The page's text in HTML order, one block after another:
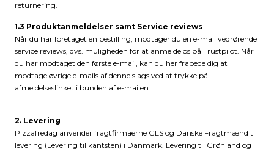
returnering.
1.3 Produktanmeldelser samt Service reviews
Når du har foretaget en bestilling, modtager du en e-mail vedrørende
service reviews, dvs. muligheden for at anmelde os på Trustpilot. Når
du har modtaget den første e-mail, kan du her frabede dig at
modtage øvrige e-mails af denne slags ved at trykke på
afmeldelseslinket i bunden af e-mailen.
2. Levering
Pizzafredag anvender fragtfirmaerne GLS og Danske Fragtmænd til
levering (Levering til kantsten) i Danmark. Levering til Grønland og